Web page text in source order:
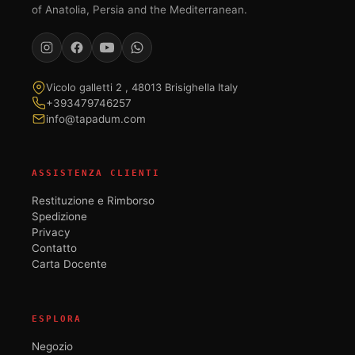
of Anatolia, Persia and the Mediterranean.
Vicolo galletti 2 , 48013 Brisighella Italy
+393479746257
info@tapadum.com
ASSISTENZA CLIENTI
Restituzione e Rimborso
Spedizione
Privacy
Contatto
Carta Docente
ESPLORA
Negozio